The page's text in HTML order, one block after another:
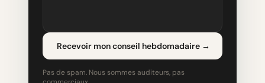
Recevoir mon conseil hebdomadaire →
Pas de spam. Nous sommes auditeurs, pas